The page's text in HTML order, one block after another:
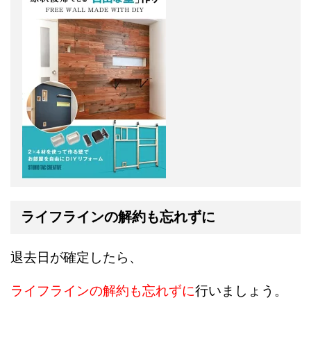
ライフラインの解約も忘れずに
退去日が確定したら、
ライフラインの解約も忘れずに行いましょう。